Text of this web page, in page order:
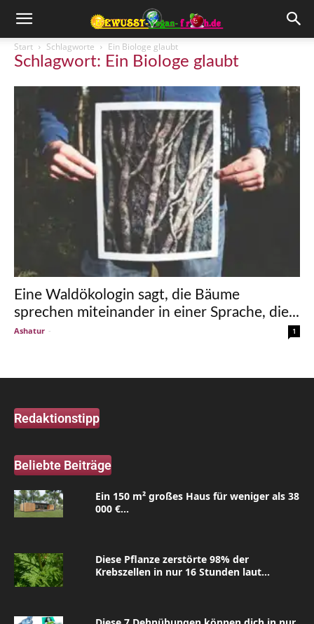
Start Schlagworte Ein Biologe glaubt
Schlagwort: Ein Biologe glaubt
Eine Waldökologin sagt, die Bäume
sprechen miteinander in einer Sprache, die...
Ashatur - 1
Redaktionstipp
Beliebte Beiträge
Ein 150 m² großes Haus für weniger als 38
000 €...
Diese Pflanze zerstörte 98% der
Krebszellen in nur 16 Stunden laut...